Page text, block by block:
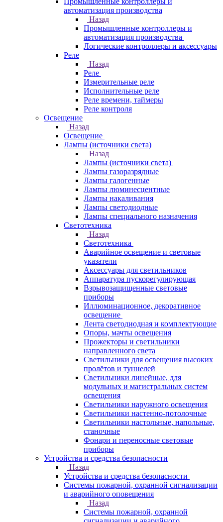
автоматизация производства
Назад
Промышленные контроллеры и
автоматизация производства
Логические контроллеры и аксессуары
Реле
Назад
Реле
Измерительные реле
Исполнительные реле
Реле времени, таймеры
Реле контроля
Освещение
Назад
Освещение
Лампы (источники света)
Назад
Лампы (источники света)
Лампы газоразрядные
Лампы галогенные
Лампы люминесцентные
Лампы накаливания
Лампы светодиодные
Лампы специального назначения
Светотехника
Назад
Светотехника
Аварийное освещение и световые
указатели
Аксессуары для светильников
Аппаратура пускорегулирующая
Взрывозащищенные световые
приборы
Иллюминационное, декоративное
освещение
Лента светодиодная и комплектующие
Опоры, мачты освещения
Прожекторы и светильники
направленного света
Светильники для освещения высоких
пролётов и туннелей
Светильники линейные, для
модульных и магистральных систем
освещения
Светильники наружного освещения
Светильники настенно-потолочные
Светильники настольные, напольные,
станочные
Фонари и переносные световые
приборы
Устройства и средства безопасности
Назад
Устройства и средства безопасности
Системы пожарной, охранной сигнализации
и аварийного оповещения
Назад
Системы пожарной, охранной